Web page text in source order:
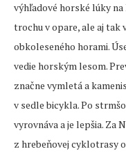
výhľadové horské lúky na
trochu v opare, ale aj tak
obkoleseného horami.
vedie horským lesom.
značne vymletá a
v sedle bicykla. Po
vyrovnáva a je lepšia. Za
z hrebeňovej cyklotrasy